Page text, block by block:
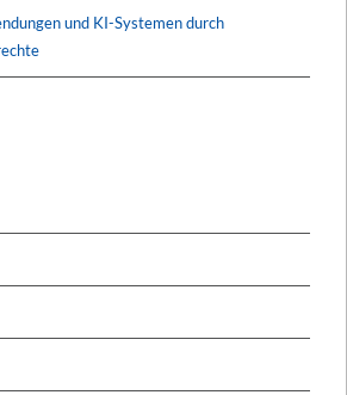
und KI-Systemen durch